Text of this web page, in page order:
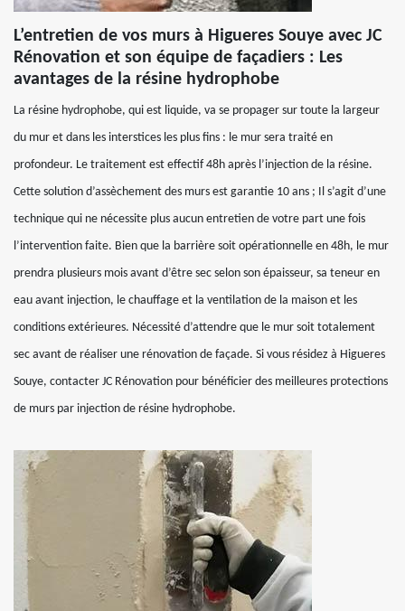
L’entretien de vos murs à Higueres Souye avec JC
Rénovation et son équipe de façadiers : Les
avantages de la résine hydrophobe
La résine hydrophobe, qui est liquide, va se propager sur toute la largeur
du mur et dans les interstices les plus fins : le mur sera traité en
profondeur. Le traitement est effectif 48h après l’injection de la résine.
Cette solution d’assèchement des murs est garantie 10 ans ; Il s’agit d’une
technique qui ne nécessite plus aucun entretien de votre part une fois
l’intervention faite. Bien que la barrière soit opérationnelle en 48h, le mur
prendra plusieurs mois avant d’être sec selon son épaisseur, sa teneur en
eau avant injection, le chauffage et la ventilation de la maison et les
conditions extérieures. Nécessité d’attendre que le mur soit totalement
sec avant de réaliser une rénovation de façade. Si vous résidez à Higueres
Souye, contacter JC Rénovation pour bénéficier des meilleures protections
de murs par injection de résine hydrophobe.